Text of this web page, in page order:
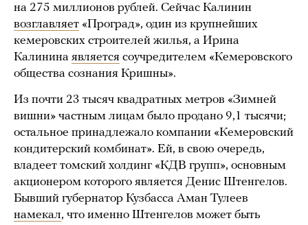
на 275 миллионов рублей. Сейчас Калинин
возглавляет «Проград», один из крупнейших
кемеровских строителей жилья, а Ирина
Калинина является соучредителем «Кемеровского
общества сознания Кришны».
Из почти 23 тысяч квадратных метров «Зимней
вишни» частным лицам было продано 9,1 тысячи;
остальное принадлежало компании «Кемеровский
кондитерский комбинат». Ей, в свою очередь,
владеет томский холдинг «КДВ групп», основным
акционером которого является Денис Штенгелов.
Бывший губернатор Кузбасса Аман Тулеев
намекал, что именно Штенгелов может быть